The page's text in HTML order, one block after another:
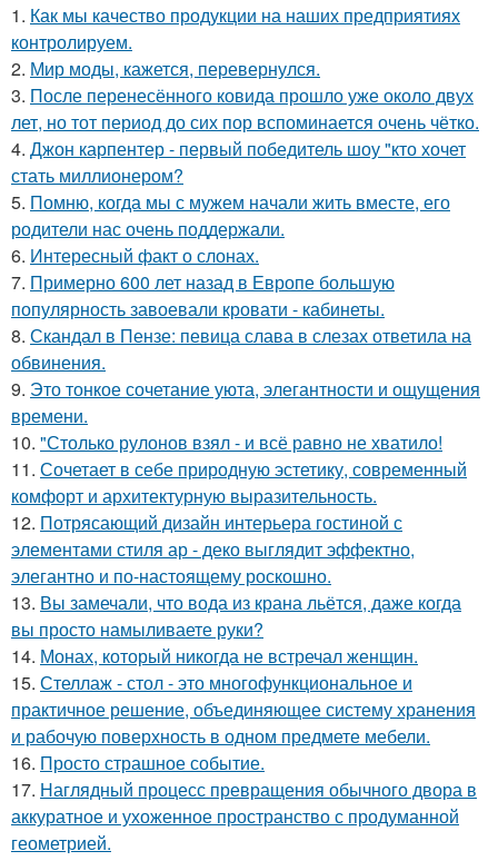
1. Как мы качество продукции на наших предприятиях
контролируем.
2. Мир моды, кажется, перевернулся.
3. После перенесённого ковида прошло уже около двух
лет, но тот период до сих пор вспоминается очень чётко.
4. Джон карпентер - первый победитель шоу "кто хочет
стать миллионером?
5. Помню, когда мы с мужем начали жить вместе, его
родители нас очень поддержали.
6. Интересный факт о слонах.
7. Примерно 600 лет назад в Европе большую
популярность завоевали кровати - кабинеты.
8. Скандал в Пензе: певица слава в слезах ответила на
обвинения.
9. Это тонкое сочетание уюта, элегантности и ощущения
времени.
10. "Столько рулонов взял - и всё равно не хватило!
11. Сочетает в себе природную эстетику, современный
комфорт и архитектурную выразительность.
12. Потрясающий дизайн интерьера гостиной с
элементами стиля ар - деко выглядит эффектно,
элегантно и по-настоящему роскошно.
13. Вы замечали, что вода из крана льётся, даже когда
вы просто намыливаете руки?
14. Монах, который никогда не встречал женщин.
15. Стеллаж - стол - это многофункциональное и
практичное решение, объединяющее систему хранения
и рабочую поверхность в одном предмете мебели.
16. Просто страшное событие.
17. Наглядный процесс превращения обычного двора в
аккуратное и ухоженное пространство с продуманной
геометрией.